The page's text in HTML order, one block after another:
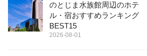
のとじま水族館周辺のホテ
ル・宿おすすめランキング
BEST15
2026-08-01